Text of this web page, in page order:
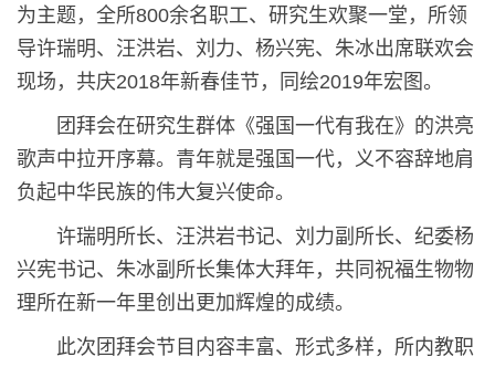
为主题，全所800余名职工、研究生欢聚一堂，所领
导许瑞明、汪洪岩、刘力、杨兴宪、朱冰出席联欢会
现场，共庆2018年新春佳节，同绘2019年宏图。
团拜会在研究生群体《强国一代有我在》的洪亮
歌声中拉开序幕。青年就是强国一代，义不容辞地肩
负起中华民族的伟大复兴使命。
许瑞明所长、汪洪岩书记、刘力副所长、纪委杨
兴宪书记、朱冰副所长集体大拜年，共同祝福生物物
理所在新一年里创出更加辉煌的成绩。
此次团拜会节目内容丰富、形式多样，所内教职